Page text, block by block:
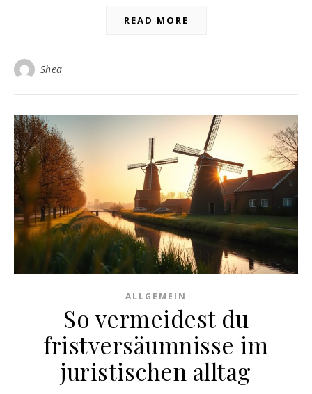
READ MORE
Shea
ALLGEMEIN
So vermeidest du
fristversäumnisse im
juristischen alltag